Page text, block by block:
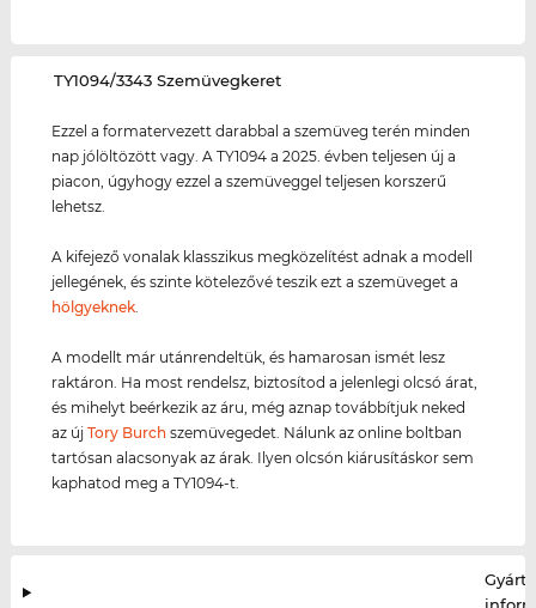
‌TY1094/3343 Szemüvegkeret
Ezzel a formatervezett darabbal a szemüveg terén minden
nap jólöltözött vagy. A TY1094 a 2025. évben teljesen új a
piacon, úgyhogy ezzel a szemüveggel teljesen korszerű
lehetsz.
A kifejező vonalak klasszikus megközelítést adnak a modell
jellegének, és szinte kötelezővé teszik ezt a szemüveget a
hölgyeknek.
A modellt már utánrendeltük, és hamarosan ismét lesz
raktáron. Ha most rendelsz, biztosítod a jelenlegi olcsó árat,
és mihelyt beérkezik az áru, még aznap továbbítjuk neked
az újTory Burch szemüvegedet. Nálunk az online boltban
tartósan alacsonyak az árak. Ilyen olcsón kiárusításkor sem
kaphatod meg a TY1094-t.